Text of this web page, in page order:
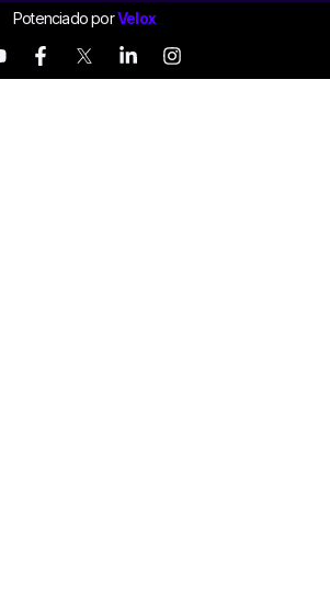
Potenciado porVelox